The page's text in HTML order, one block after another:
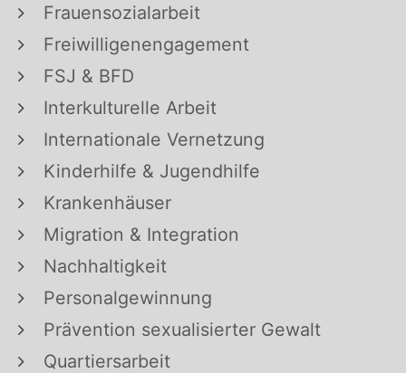
Frauensozialarbeit
Freiwilligenengagement
FSJ & BFD
Interkulturelle Arbeit
Internationale Vernetzung
Kinderhilfe & Jugendhilfe
Krankenhäuser
Migration & Integration
Nachhaltigkeit
Personalgewinnung
Prävention sexualisierter Gewalt
Quartiersarbeit